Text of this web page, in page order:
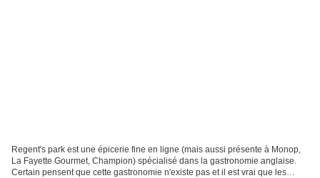
Regent's park est une épicerie fine en ligne (mais aussi présente à Monop,
La Fayette Gourmet, Champion) spécialisé dans la gastronomie anglaise.
Certain pensent que cette gastronomie n'existe pas et il est vrai que les